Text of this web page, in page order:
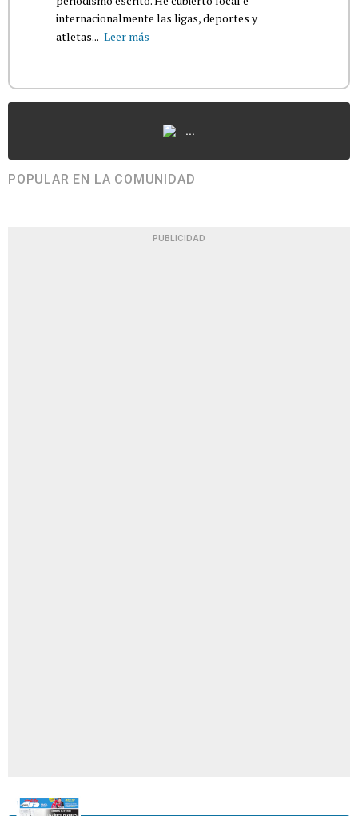
internacionalmente las ligas, deportes y
atletas... Leer más
...
POPULAR EN LA COMUNIDAD
PUBLICIDAD